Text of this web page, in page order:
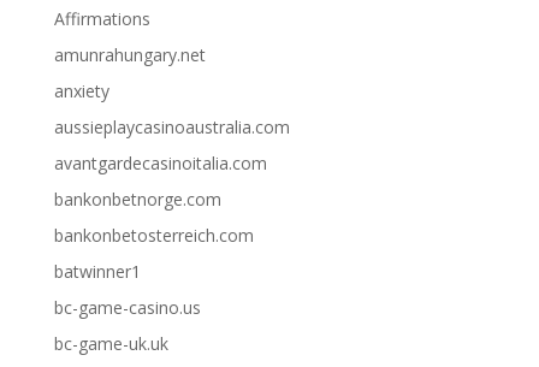
Affirmations
amunrahungary.net
anxiety
aussieplaycasinoaustralia.com
avantgardecasinoitalia.com
bankonbetnorge.com
bankonbetosterreich.com
batwinner1
bc-game-casino.us
bc-game-uk.uk